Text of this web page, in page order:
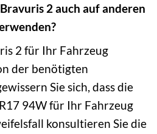
2 auch auf anderen
2 für Ihr Fahrzeug
der benötigten
Sie sich, dass die
94W für Ihr Fahrzeug
konsultieren Sie die